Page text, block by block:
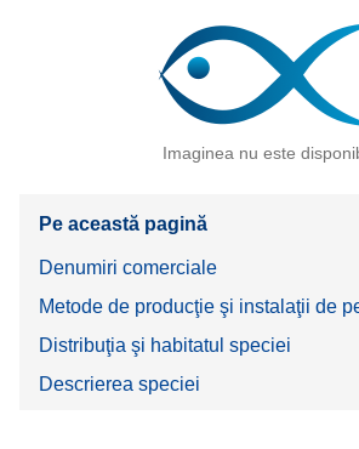
Imaginea nu este
Pe această pagină
Denumiri comerciale
Metode de producţie şi instalaţii de
Distribuţia şi habitatul speciei
Descrierea speciei